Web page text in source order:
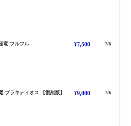
竜 フルフルふるふる ¥7,500 7/6
ブラキディオス 【復刻版】 ぶらきでぃおす
¥9,000 7/6